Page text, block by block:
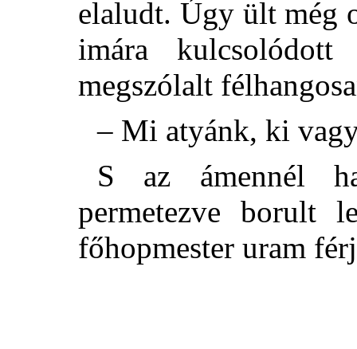
elaludt. Úgy ült még
imára
megszólalt
– Mi atyánk, ki
S az ámennél
permetezve borult
főhopmester uram